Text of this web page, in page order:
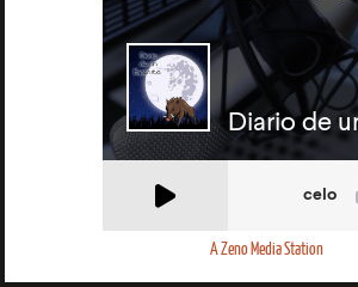
A Zeno Media Station